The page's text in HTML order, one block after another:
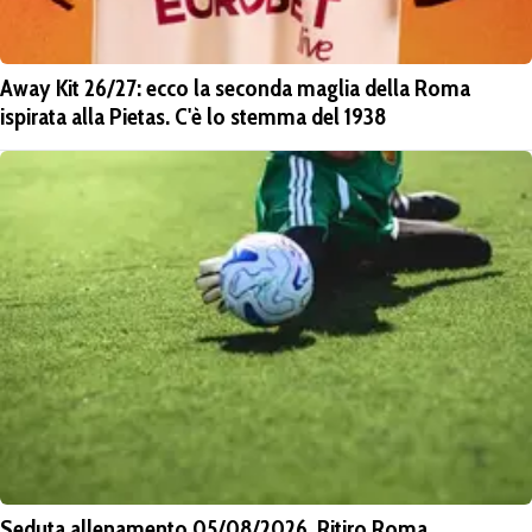
Away Kit 26/27: ecco la seconda maglia della Roma
ispirata alla Pietas. C'è lo stemma del 1938